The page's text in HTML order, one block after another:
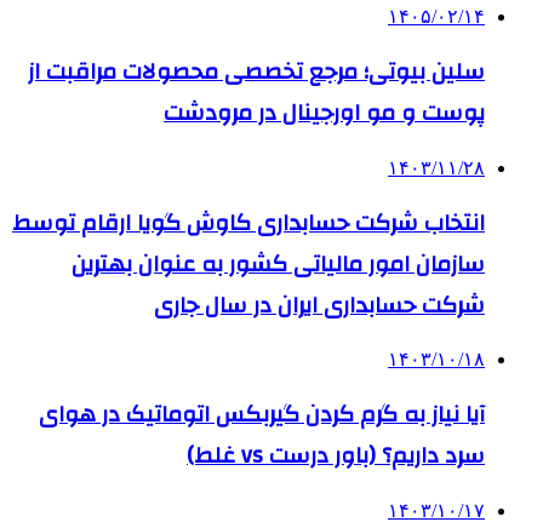
۱۴۰۵/۰۲/۱۴
سلین بیوتی؛ مرجع تخصصی محصولات مراقبت از
پوست و مو اورجینال در مرودشت
۱۴۰۳/۱۱/۲۸
انتخاب شرکت حسابداری کاوش گویا ارقام توسط
سازمان امور مالیاتی کشور به عنوان بهترین
شرکت حسابداری ایران در سال جاری
۱۴۰۳/۱۰/۱۸
آیا نیاز به گرم کردن گیربکس اتوماتیک در هوای
سرد داریم؟ (باور درست vs غلط)
۱۴۰۳/۱۰/۱۷